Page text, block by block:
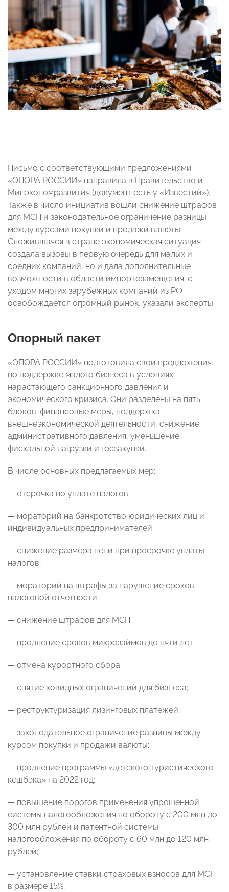
Письмо с соответствующими предложениями
«ОПОРА РОССИИ» направила в Правительство и
Минэкономразвития (документ есть у «Известий»).
Также в число инициатив вошли снижение штрафов
для МСП и законодательное ограничение разницы
между курсами покупки и продажи валюты.
Сложившаяся в стране экономическая ситуация
создала вызовы в первую очередь для малых и
средних компаний, но и дала дополнительные
возможности в области импортозамещения: с
уходом многих зарубежных компаний из РФ
освобождается огромный рынок, указали эксперты.
Опорный пакет
«ОПОРА РОССИИ» подготовила свои предложения
по поддержке малого бизнеса в условиях
нарастающего санкционного давления и
экономического кризиса. Они разделены на пять
блоков: финансовые меры, поддержка
внешнеэкономической деятельности, снижение
административного давления, уменьшение
фискальной нагрузки и госзакупки.
В числе основных предлагаемых мер:
— отсрочка по уплате налогов;
— мораторий на банкротство юридических лиц и
индивидуальных предпринимателей;
— снижение размера пени при просрочке уплаты
налогов;
— мораторий на штрафы за нарушение сроков
налоговой отчетности;
— снижение штрафов для МСП;
— продление сроков микрозаймов до пяти лет;
— отмена курортного сбора;
— снятие ковидных ограничений для бизнеса;
— реструктуризация лизинговых платежей;
— законодательное ограничение разницы между
курсом покупки и продажи валюты;
— продление программы «детского туристического
кешбэка» на 2022 год;
— повышение порогов применения упрощенной
системы налогообложения по обороту с 200 млн до
300 млн рублей и патентной системы
налогообложения по обороту с 60 млн до 120 млн
рублей;
— установление ставки страховых взносов для МСП
в размере 15%;